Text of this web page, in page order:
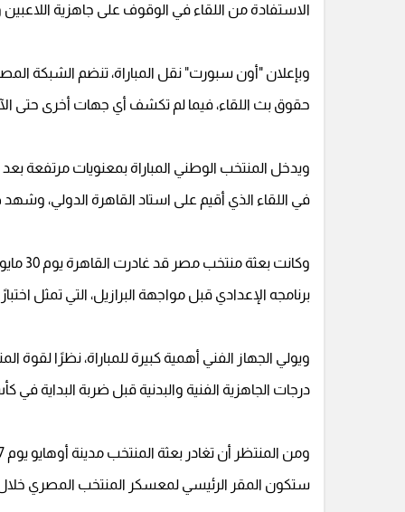
الاستفادة من اللقاء في الوقوف على جاهزية
وبإعلان "أون سبورت" نقل المباراة، تنضم الشبكة
حقوق بث اللقاء، فيما لم تكشف أي جهات أخرى حتى
ويدخل المنتخب الوطني المباراة بمعنويات مرتفعة
في اللقاء الذي أقيم على استاد القاهرة الدولي،
وكانت
برنامجه الإعدادي قبل مواجهة البرازيل، التي تمثل
ويولي الجهاز الفني أهمية كبيرة للمباراة، نظرًا
درجات الجاهزية الفنية والبدنية قبل ضربة البداية في
ستكون المقر الرئيسي لمعسكر المنتخب المصري